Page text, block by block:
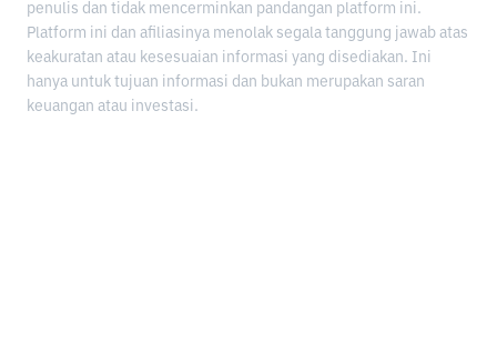
penulis dan tidak mencerminkan pandangan platform ini.
Platform ini dan afiliasinya menolak segala tanggung jawab atas
keakuratan atau kesesuaian informasi yang disediakan. Ini
hanya untuk tujuan informasi dan bukan merupakan saran
keuangan atau investasi.